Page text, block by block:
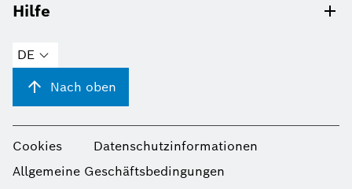
Hilfe
DE
Nach oben
Cookies
Datenschutzinformationen
Allgemeine Geschäftsbedingungen